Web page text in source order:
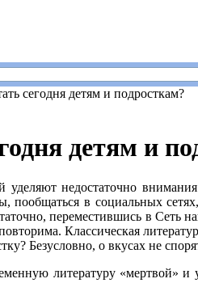
сегодня детям и подросткам?
детям и
уделяют недостаточно
пообщаться в социальных
переместившись в Сеть
Классическая
Безусловно, о вкусах не
литературу «мертвой»